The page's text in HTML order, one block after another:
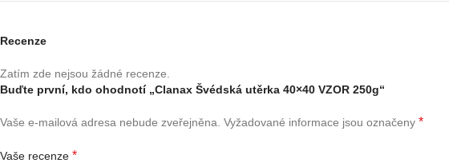
Recenze
Zatím zde nejsou žádné recenze.
Buďte první, kdo ohodnotí „Clanax Švédská utěrka 40×40 VZOR 250g“
Vaše e-mailová adresa nebude zveřejněna. Vyžadované informace jsou označeny *
Vaše recenze *